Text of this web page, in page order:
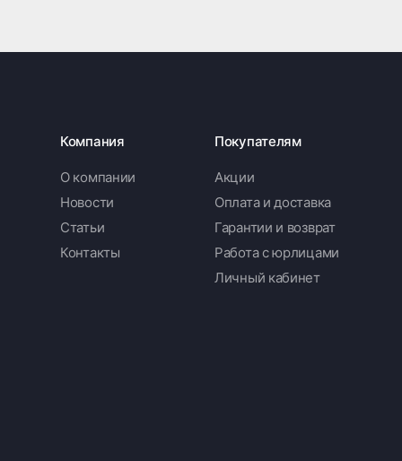
Компания
О компании
Новости
Статьи
Контакты
Покупателям
Акции
Оплата и доставка
Гарантии и возврат
Работа с юрлицами
Личный кабинет